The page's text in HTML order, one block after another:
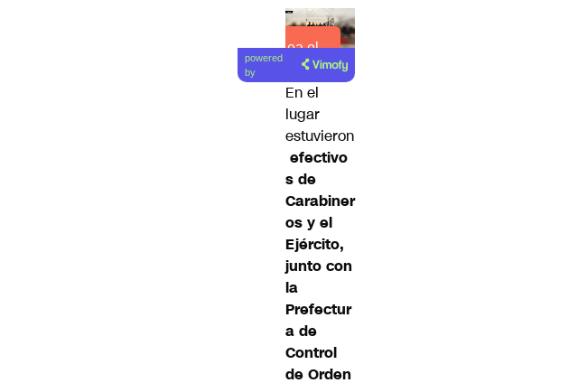
Lea el
artículo
powered
by
En el
lugar
estuvieron
efectivo
s de
Carabiner
os y el
Ejército,
junto con
la
Prefectur
a de
Control
de Orden